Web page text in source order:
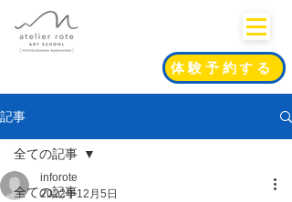
体験予約する
記事
全ての記事
全ての記事
inforote
2022年12月5日